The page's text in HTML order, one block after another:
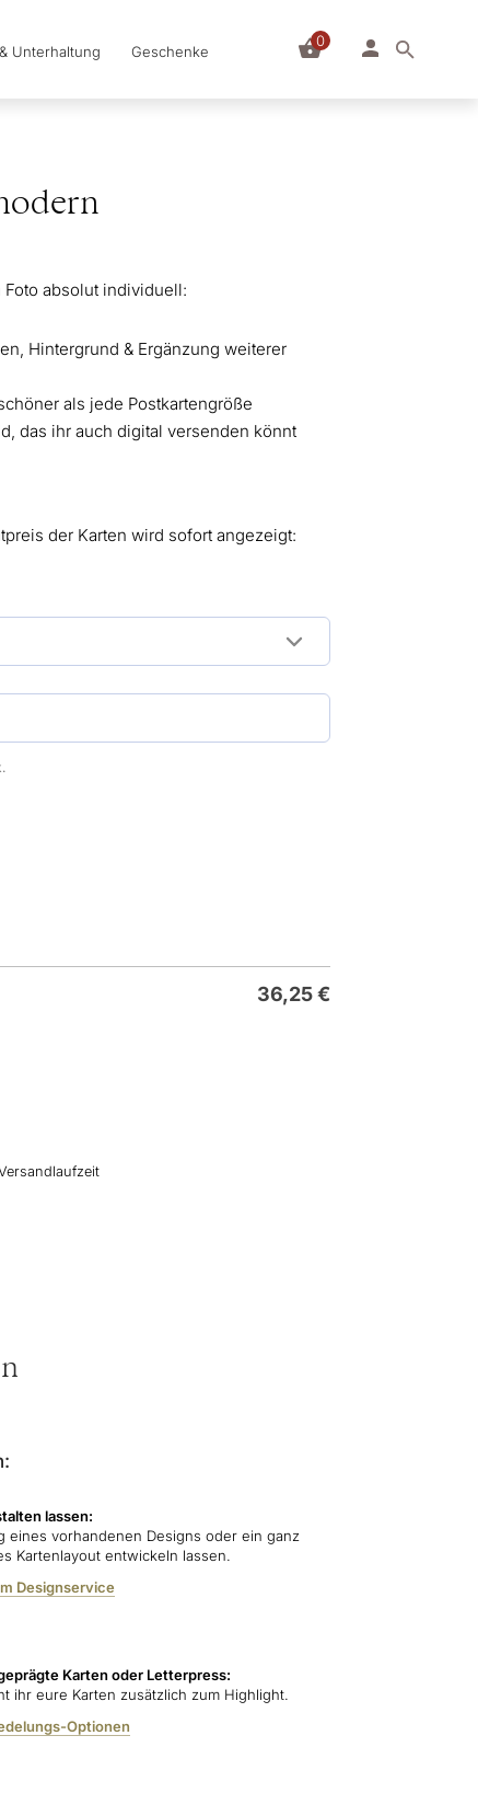
Unterhaltung Geschenke
0
Foto absolut individuell:
Hintergrund & Ergänzung weiterer
als jede Postkartengröße
das ihr auch digital versenden könnt
der Karten wird sofort angezeigt:
36,25€
lassen:
eines vorhandenen Designs oder ein ganz
Kartenlayout entwickeln lassen.
Designservice
Karten oder Letterpress:
ihr eure Karten zusätzlich zum Highlight.
Optionen